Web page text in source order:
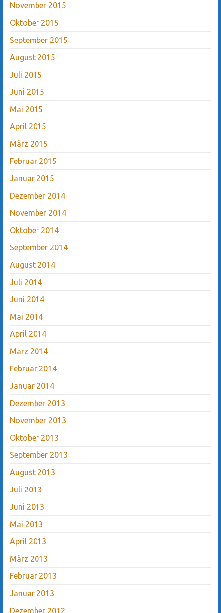
November 2015
Oktober 2015
September 2015
August 2015
Juli 2015
Juni 2015
Mai 2015
April 2015
März 2015
Februar 2015
Januar 2015
Dezember 2014
November 2014
Oktober 2014
September 2014
August 2014
Juli 2014
Juni 2014
Mai 2014
April 2014
März 2014
Februar 2014
Januar 2014
Dezember 2013
November 2013
Oktober 2013
September 2013
August 2013
Juli 2013
Juni 2013
Mai 2013
April 2013
März 2013
Februar 2013
Januar 2013
Dezember 2012